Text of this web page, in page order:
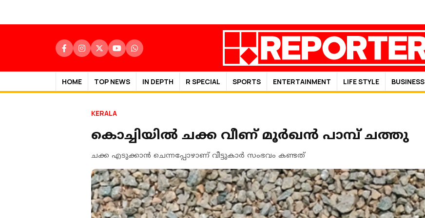
HOME TOP NEWS IN DEPTH R SPECIAL SPORTS ENTERTAINMENT LIFE STYLE BUSINESS
KERALA
കൊച്ചിയില്‍ ചക്ക വീണ് മൂര്‍ഖന്‍ പാമ്പ് ചത്തു
ചക്ക എടുക്കാൻ ചെന്നപ്പോഴാണ് വീട്ടുകാർ സംഭവം കണ്ടത്